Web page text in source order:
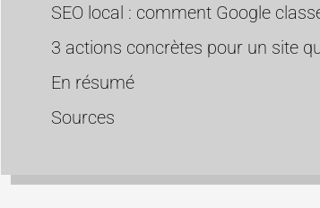
SEO local : comment Google
3 actions concrètes pour un site
En résumé
Sources